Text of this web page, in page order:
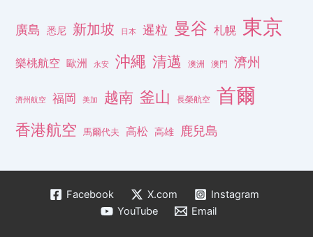
廣島 悉尼 新加坡 日本 暹粒 曼谷 札幌 東京
樂桃航空 歐洲 永安 沖繩 清邁 澳洲 澳門 濟州
濟州航空 福岡 美加 越南 釜山 長榮航空 首爾
香港航空 馬爾代夫 高松 高雄 鹿兒島
Facebook X.com
Instagram
YouTube
Email